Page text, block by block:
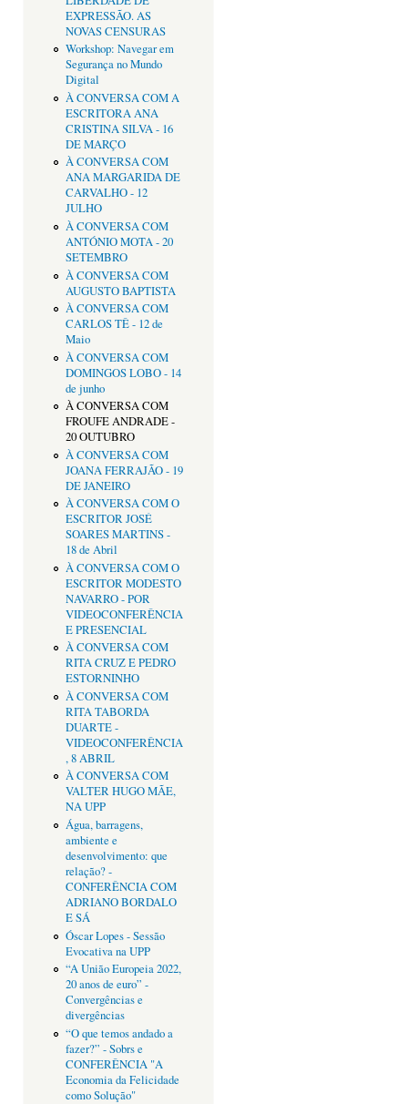
EXPRESSÃO. AS
NOVAS CENSURAS
Workshop: Navegar em
Segurança no Mundo
Digital
À CONVERSA COM A
ESCRITORA ANA
CRISTINA SILVA - 16
DE MARÇO
À CONVERSA COM
ANA MARGARIDA DE
CARVALHO - 12
JULHO
À CONVERSA COM
ANTÓNIO MOTA - 20
SETEMBRO
À CONVERSA COM
AUGUSTO BAPTISTA
À CONVERSA COM
CARLOS TÊ - 12 de
Maio
À CONVERSA COM
DOMINGOS LOBO - 14
de junho
À CONVERSA COM
FROUFE ANDRADE -
20 OUTUBRO
À CONVERSA COM
JOANA FERRAJÃO - 19
DE JANEIRO
À CONVERSA COM O
ESCRITOR JOSÉ
SOARES MARTINS -
18 de Abril
À CONVERSA COM O
ESCRITOR MODESTO
NAVARRO - POR
VIDEOCONFERÊNCIA
E PRESENCIAL
À CONVERSA COM
RITA CRUZ E PEDRO
ESTORNINHO
À CONVERSA COM
RITA TABORDA
DUARTE -
VIDEOCONFERÊNCIA
, 8 ABRIL
À CONVERSA COM
VALTER HUGO MÃE,
NA UPP
Água, barragens,
ambiente e
desenvolvimento: que
relação? -
CONFERÊNCIA COM
ADRIANO BORDALO
E SÁ
Óscar Lopes - Sessão
Evocativa na UPP
“A União Europeia 2022,
20 anos de euro” -
Convergências e
divergências
“O que temos andado a
fazer?” - Sobrs e
CONFERÊNCIA "A
Economia da Felicidade
como Solução"